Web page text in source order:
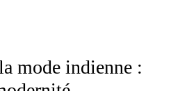
mode indienne :